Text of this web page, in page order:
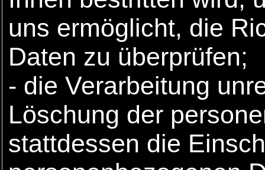
uns ermöglicht, die
Daten zu überprüfen;
- die Verarbeitung
Löschung der
stattdessen die